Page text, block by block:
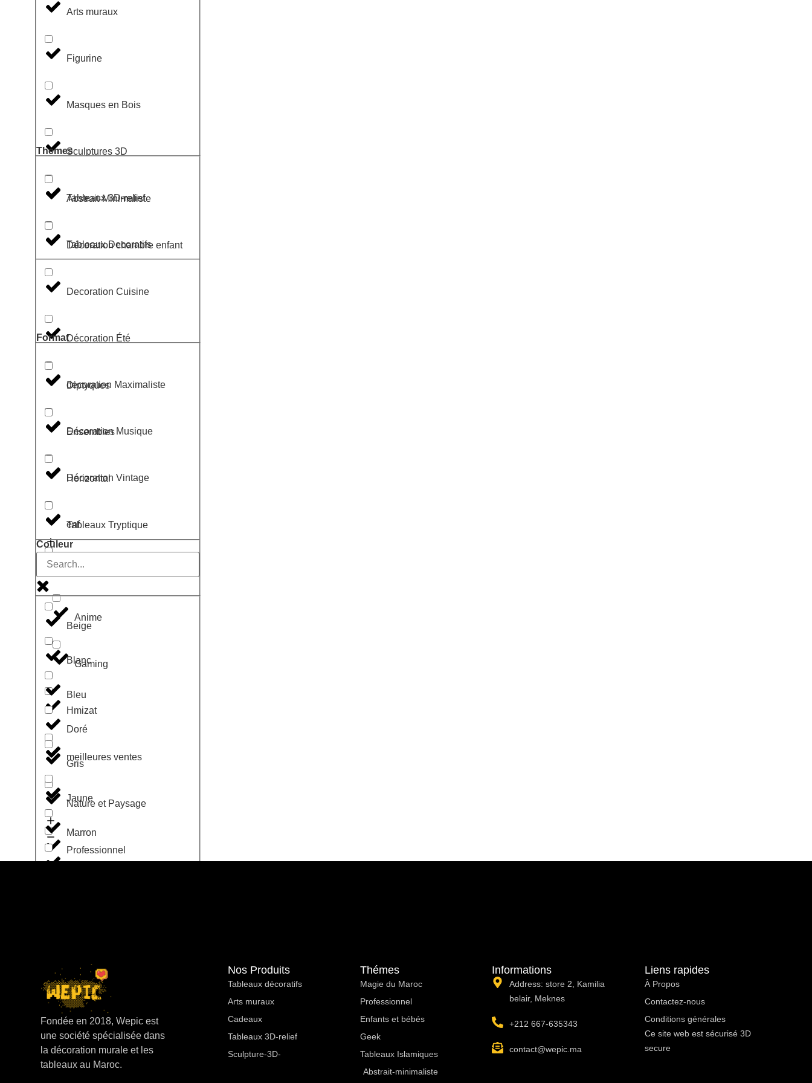
Arts muraux
Figurine
Masques en Bois
Sculptures 3D
Tableaux 3D-relief
Tableaux Decoratifs
Themes
Abstrait-Minimaliste
Décoration chambre enfant
Decoration Cuisine
Décoration Été
decoration Maximaliste
Décoration Musique
Décoration Vintage
enf
Geek
Anime
Gaming
Hmizat
meilleures ventes
Nature et Paysage
Professionnel
Entreprise
Motivation
Format
Diptyques
Ensembles
Horizontal
Tableaux Tryptique
Couleur
Beige
Blanc
Bleu
Doré
Gris
Jaune
Marron
Rouge
Terracota
Vert
Fondée en 2018, Wepic est
une société spécialisée dans
la décoration murale et les
tableaux au Maroc.
Nos Produits
Tableaux décoratifs
Arts muraux
Cadeaux
Tableaux 3D-relief
Sculpture-3D-
Thémes
Magie du Maroc
Professionnel
Enfants et bébés
Geek
Tableaux Islamiques
Abstrait-minimaliste
Informations
Address: store 2, Kamilia
belair, Meknes
+212 667-635343
contact@wepic.ma
Liens rapides
À Propos ​
Contactez-nous
Conditions générales
Ce site web est sécurisé 3D
secure